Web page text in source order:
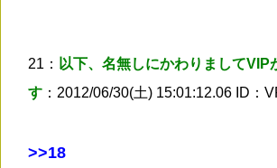
21： 以下、名無しにかわりましてVIP
す ：2012/06/30(土) 15:01:12.06 ID：
>>18